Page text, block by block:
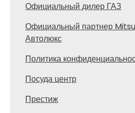
Официальный дилер ГАЗ
Официальный партнер
Автолюкс
Политика
Посуда центр
Престиж